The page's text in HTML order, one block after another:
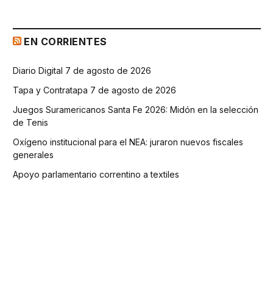
EN CORRIENTES
Diario Digital 7 de agosto de 2026
Tapa y Contratapa 7 de agosto de 2026
Juegos Suramericanos Santa Fe 2026: Midón en la selección
de Tenis
Oxígeno institucional para el NEA: juraron nuevos fiscales
generales
Apoyo parlamentario correntino a textiles